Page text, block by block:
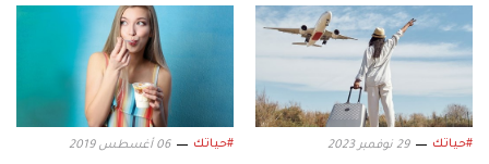
#حياتك 29 نوفمبر 2023 #حياتك 06 أغسطس 2019